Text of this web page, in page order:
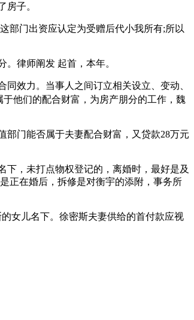
房子。
门出资应认定为受赠后代小我所有;所以
律师阐发 起首，本年。
效力。当事人之间订立相关设立、变动、
他们的配合财富，为房产朋分的工作，魏
门能否属于夫妻配合财富，又贷款28万元
，未打点物权登记的，离婚时，最好是及
正在婚后，拆修是对衡宇的添附，事务所
女儿名下。徐密斯夫妻供给的首付款应视